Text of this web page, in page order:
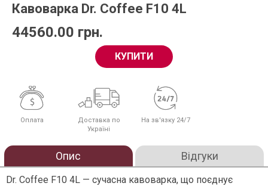
Кавоварка Dr. Coffee F10 4L
44560.00 грн.
КУПИТИ
Оплата
Доставка по
Україні
На зв'язку 24/7
Опис Відгуки
Dr. Coffee F10 4L — сучасна кавоварка, що поєднує